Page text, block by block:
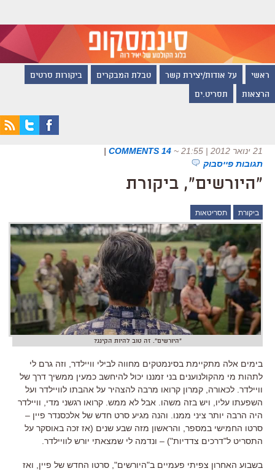
ראשי על אודות/יצירת קשר טבלת המבקרים ביקורות סרטים
הרצאות תסריט.ים
21 ינואר 2012 | 21:55 ~
14 COMMENTS
|
תגובות פייסבוק
"היורשים", ביקורת
ביקורת תסריטאות
"היורשים". זה טוב להיות הקינג?
בימים אלה מתקיימת בסינמטקים מחווה לבילי וויילדר, וזה גרם לי
לתהות מי מהקולנוענים בני זמננו יכול להיחשב כמעין ממשיך דרך של
וויילדר. לכאורה, קמרון קרואו מרבה להצהיר על אהבתו לוויילדר ועל
השפעתו עליו, ויש בזה משהו. אבל לא ממש. קרואו רגשני מדי, וויילדר
היה הרבה יותר ציני ממנו. והנה מגיע סרט חדש של אלכסנדר פיין –
סרטו החמישי במספר, והראשון מזה שבע שנים (אז זכה באוסקר על
התסריט ל"דרכים צדדיות") – ונדמה לי שמצאתי יורש לוויילדר.
בשבוע האחרון צפיתי פעמיים ב"היורשים", סרטו החדש של פיין, ואז